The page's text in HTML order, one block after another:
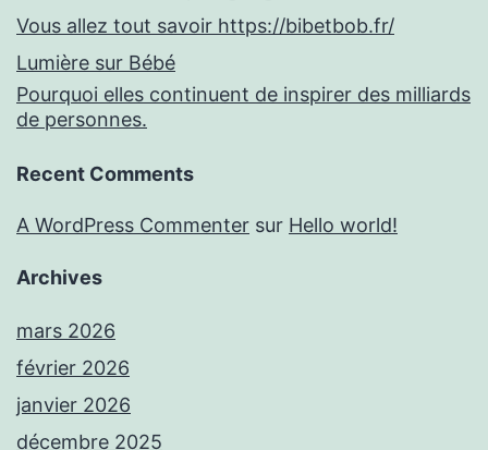
Vous allez tout savoir https://bibetbob.fr/
Lumière sur Bébé
Pourquoi elles continuent de inspirer des milliards
de personnes.
Recent Comments
A WordPress Commenter sur Hello world!
Archives
mars 2026
février 2026
janvier 2026
décembre 2025